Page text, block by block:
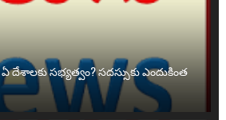
దేశాలకు సభ్యత్వం? సదస్సుకు ఎందుకింత